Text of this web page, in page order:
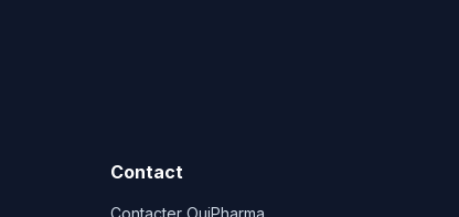
Contact
Contacter OuiPharma